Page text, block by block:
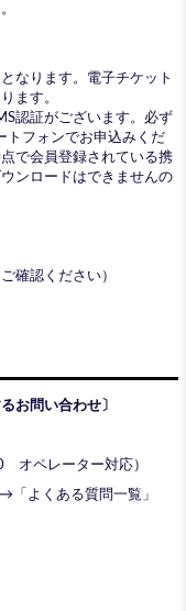
なります。電子チケット
ます。
認証がございます。必ず
フォンでお申込みくだ
で会員登録されている携
ンロードはできませんの
確認ください）
お問い合わせ〕
オペレーター対応）
→「よくある質問一覧」